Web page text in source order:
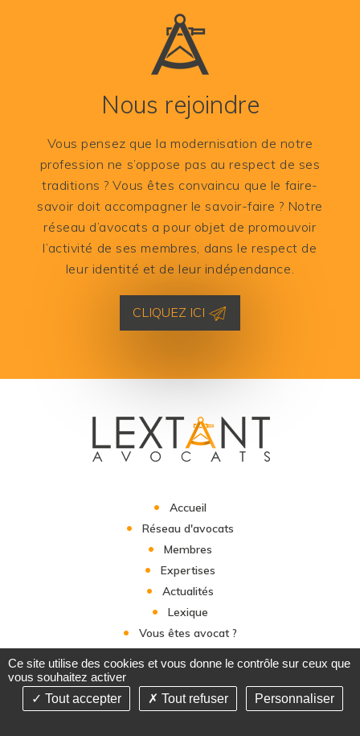
Nous rejoindre
Vous pensez que la modernisation de notre
profession ne s’oppose pas au respect de ses
traditions ? Vous êtes convaincu que le faire-
savoir doit accompagner le savoir-faire ? Notre
réseau d’avocats a pour objet de promouvoir
l’activité de ses membres, dans le respect de
leur identité et de leur indépendance.
CLIQUEZ ICI
Accueil
Réseau d'avocats
Membres
Expertises
Actualités
Lexique
Vous êtes avocat ?
Ce site utilise des cookies et vous donne le contrôle sur ceux que
vous souhaitez activer
Tout accepter
Tout refuser Personnaliser